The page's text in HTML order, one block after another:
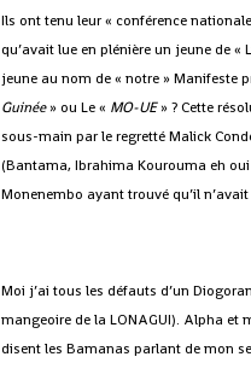
Ils ont tenu leur « conférence
qu’avait lue en plénière un jeune de «
jeune au nom de « notre » Manifeste
Guinée» ou Le « MO-UE» ? Cette
sous-main par le regretté Malick
(Bantama, Ibrahima Kourouma eh
Monenembo ayant trouvé qu’il
Moi j’ai tous les défauts d’un
mangeoire de la LONAGUI). Alpha et
disent les Bamanas parlant de mon